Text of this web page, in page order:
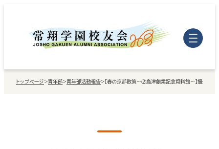
トップページ >青年部>青年部活動報告> 【春の京都散策～②島津創業記念資料館～】撮影：工